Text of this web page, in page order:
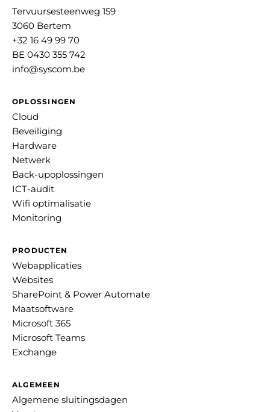
Tervuursesteenweg 159
3060 Bertem
+32 16 49 99 70
BE 0430 355 742
info@syscom.be
OPLOSSINGEN
Cloud
Beveiliging
Hardware
Netwerk
Back-upoplossingen
ICT-audit
Wifi optimalisatie
Monitoring
PRODUCTEN
Webapplicaties
Websites
SharePoint & Power Automate
Maatsoftware
Microsoft 365
Microsoft Teams
Exchange
ALGEMEEN
Algemene sluitingsdagen